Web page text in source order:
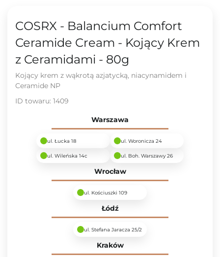
COSRX - Balancium Comfort
Ceramide Cream - Kojący Krem
z Ceramidami - 80g
Kojący krem z wąkrotą azjatycką, niacynamidem i
Ceramide NP
ID towaru: 1409
Warszawa
ul. Łucka 18 ul. Woronicza 24
ul. Wileńska 14c ul. Boh. Warszawy 26
Wrocław
ul. Kościuszki 109
Łódź
ul. Stefana Jaracza 25/2
Kraków